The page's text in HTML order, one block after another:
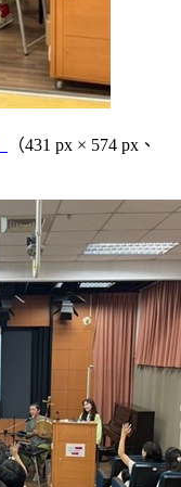
（431 px × 574 px、